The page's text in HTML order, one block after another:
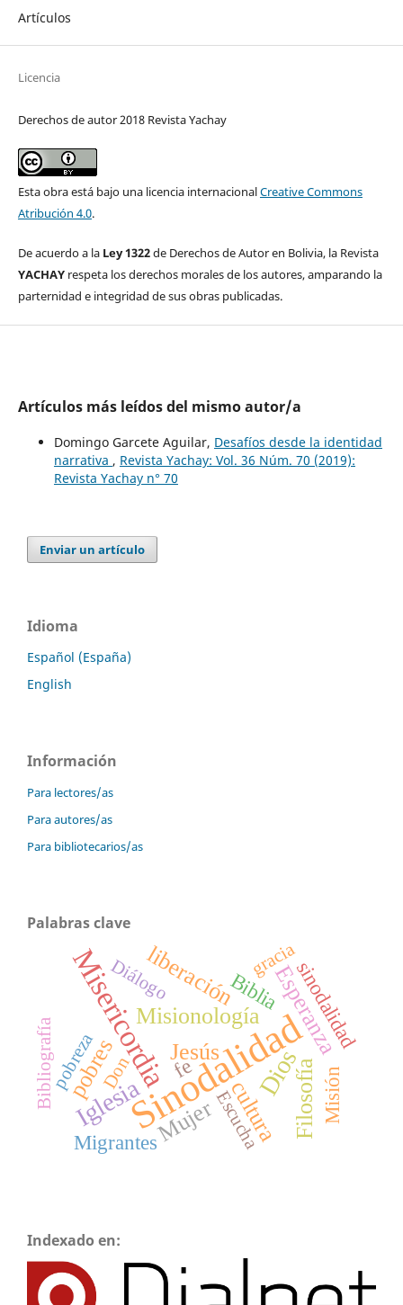
Artículos
Licencia
Derechos de autor 2018 Revista Yachay
Esta obra está bajo una licencia internacionalCreative Commons
Atribución 4.0.
De acuerdo a la Ley 1322de Derechos de Autor en Bolivia, la Revista
YACHAYrespeta los derechos morales de los autores, amparando la
parternidad e integridad de sus obras publicadas.
Artículos más leídos del mismo autor/a
Domingo Garcete Aguilar, Desafíos desde la identidad
narrativa , Revista Yachay: Vol. 36 Núm. 70 (2019):
Revista Yachay n° 70
Enviar un artículo
Idioma
Español (España)
English
Información
Para lectores/as
Para autores/as
Para bibliotecarios/as
Palabras clave
Sinodalidad
Misericordia Dios
Iglesia
Esperanza
Filosofía
Mujer
Misionología
cultura
Jesús
liberación
pobres
Biblia sinodalidad
fe Misión
Migrantes
pobreza
Escucha
Bibliografía
gracia
Diálogo
Don
Indexado en: